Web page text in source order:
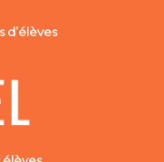
d’élèves